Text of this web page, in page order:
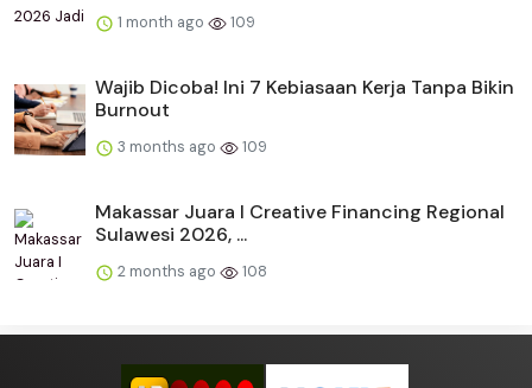
1 month ago 109
Wajib Dicoba! Ini 7 Kebiasaan Kerja Tanpa Bikin
Burnout
3 months ago 109
Makassar Juara I Creative Financing Regional
Sulawesi 2026, ...
2 months ago 108